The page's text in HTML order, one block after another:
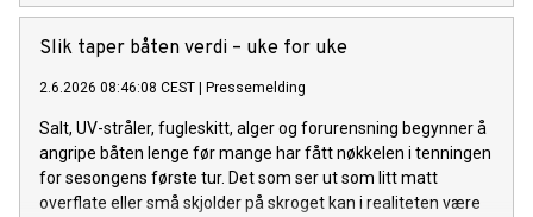
Slik taper båten verdi – uke for uke
2.6.2026 08:46:08 CEST Pressemelding
Salt, UV-stråler, fugleskitt, alger og forurensning begynner å
angripe båten lenge før mange har fått nøkkelen i tenningen
for sesongens første tur. Det som ser ut som litt matt
overflate eller små skjolder på skroget kan i realiteten være